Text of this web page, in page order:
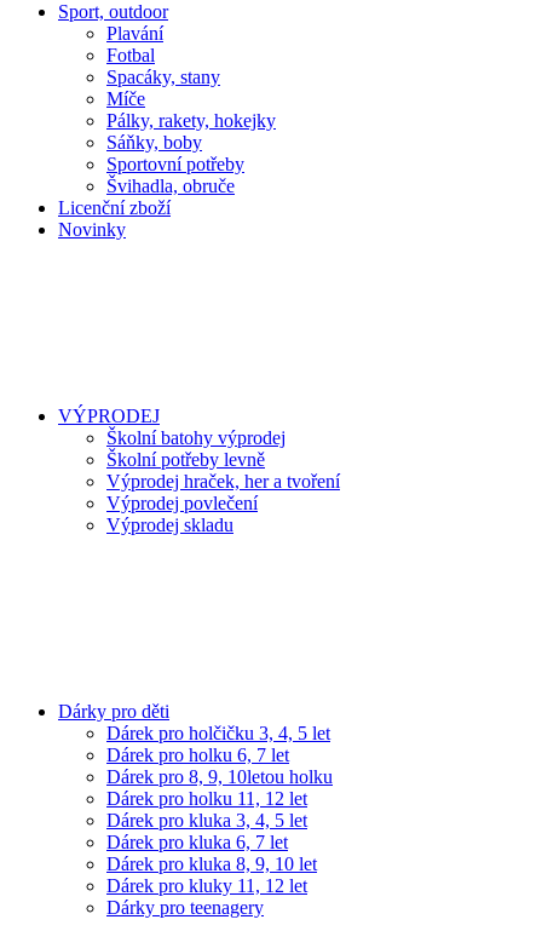
Sport, outdoor
Plavání
Fotbal
Spacáky, stany
Míče
Pálky, rakety, hokejky
Sáňky, boby
Sportovní potřeby
Švihadla, obruče
Licenční zboží
Novinky
VÝPRODEJ
Školní batohy výprodej
Školní potřeby levně
Výprodej hraček, her a tvoření
Výprodej povlečení
Výprodej skladu
Dárky pro děti
Dárek pro holčičku 3, 4, 5 let
Dárek pro holku 6, 7 let
Dárek pro 8, 9, 10letou holku
Dárek pro holku 11, 12 let
Dárek pro kluka 3, 4, 5 let
Dárek pro kluka 6, 7 let
Dárek pro kluka 8, 9, 10 let
Dárek pro kluky 11, 12 let
Dárky pro teenagery